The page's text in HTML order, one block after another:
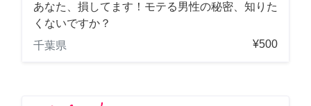
あなた、損してます！モテる男性の秘密、知りた
くないですか？
千葉県
¥500